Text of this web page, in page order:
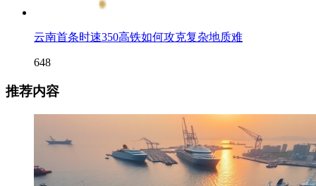
云南首条时速350高铁如何攻克复杂地质难
648
推荐内容